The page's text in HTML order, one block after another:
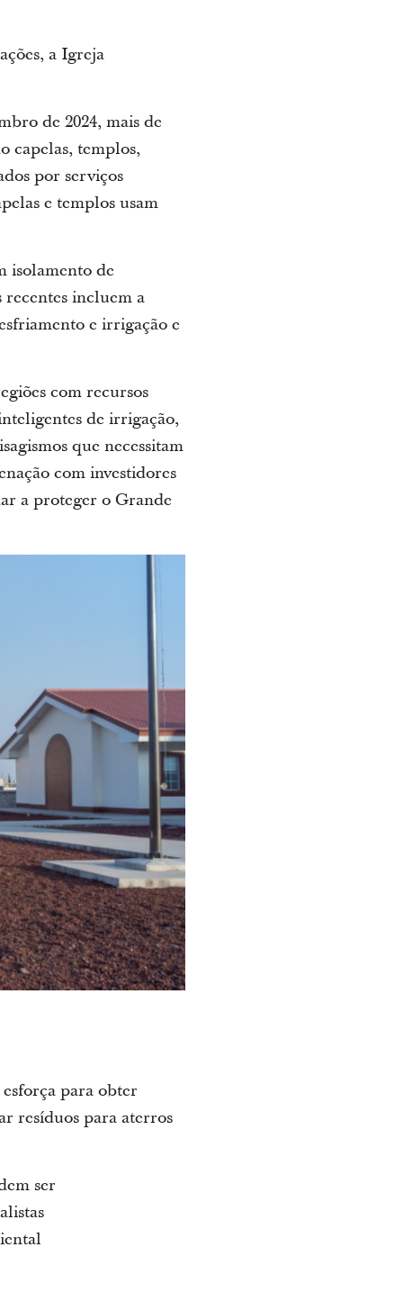
a Igreja
de 2024, mais de
capelas, templos,
por serviços
e templos usam
isolamento de
incluem a
e irrigação e
com recursos
de irrigação,
que necessitam
com investidores
a proteger o Grande
para obter
resíduos para aterros
ser